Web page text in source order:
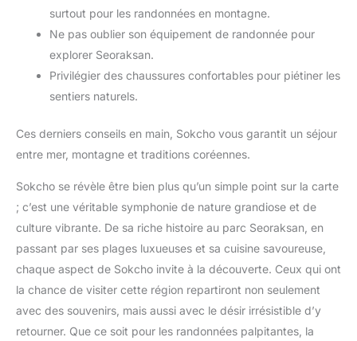
surtout pour les randonnées en montagne.
Ne pas oublier son équipement de randonnée pour
explorer Seoraksan.
Privilégier des chaussures confortables pour piétiner les
sentiers naturels.
Ces derniers conseils en main, Sokcho vous garantit un séjour
entre mer, montagne et traditions coréennes.
Sokcho se révèle être bien plus qu’un simple point sur la carte
; c’est une véritable symphonie de nature grandiose et de
culture vibrante. De sa riche histoire au parc Seoraksan, en
passant par ses plages luxueuses et sa cuisine savoureuse,
chaque aspect de Sokcho invite à la découverte. Ceux qui ont
la chance de visiter cette région repartiront non seulement
avec des souvenirs, mais aussi avec le désir irrésistible d’y
retourner. Que ce soit pour les randonnées palpitantes, la